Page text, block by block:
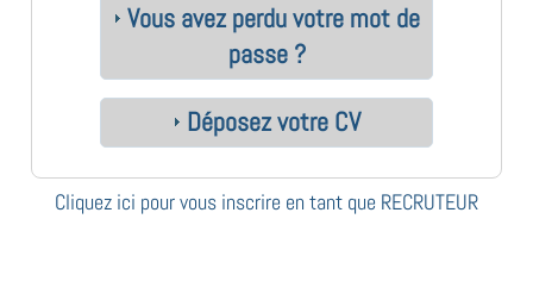
Vous avez perdu votre mot de
passe ?
Déposez votre CV
Cliquez ici pour vous inscrire en tant que RECRUTEUR